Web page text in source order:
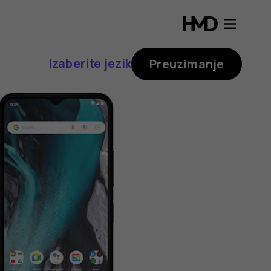
Izaberite jezik Preuzimanje